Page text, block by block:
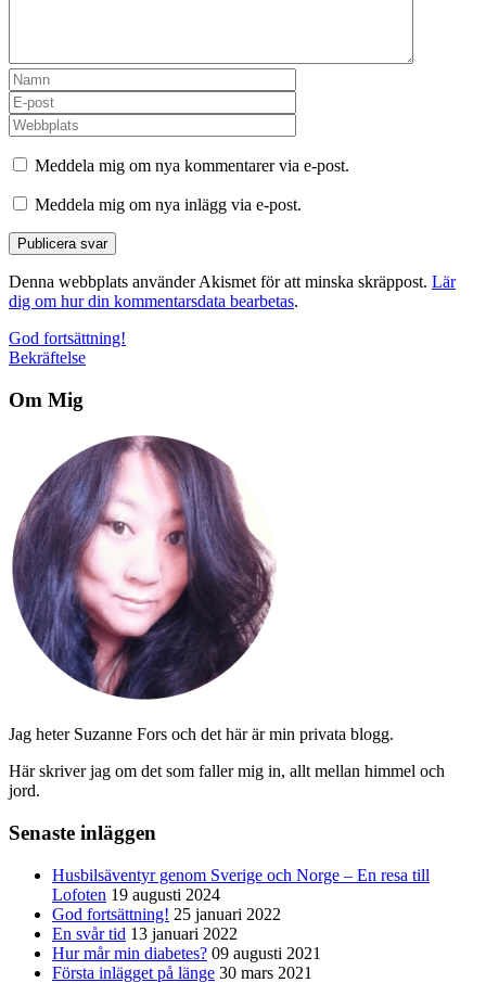
Meddela mig om nya kommentarer via e-post.
Meddela mig om nya inlägg via e-post.
Denna webbplats använder Akismet för att minska skräppost. Lär
dig om hur din kommentarsdata bearbetas.
Inläggsnavigering
God fortsättning!
Bekräftelse
Om Mig
Jag heter Suzanne Fors och det här är min privata blogg.
Här skriver jag om det som faller mig in, allt mellan himmel och
jord.
Senaste inläggen
Husbilsäventyr genom Sverige och Norge – En resa till
Lofoten 19 augusti 2024
God fortsättning! 25 januari 2022
En svår tid 13 januari 2022
Hur mår min diabetes? 09 augusti 2021
Första inlägget på länge 30 mars 2021